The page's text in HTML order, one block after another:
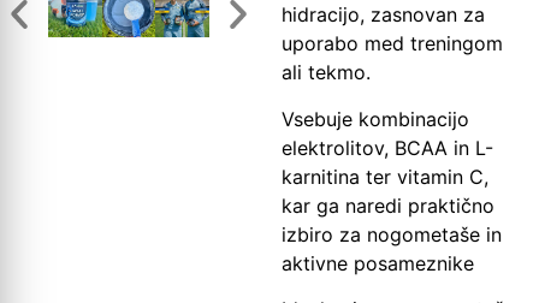
hidracijo, zasnovan za
uporabo med treningom
ali tekmo.
Vsebuje kombinacijo
elektrolitov, BCAA in L-
karnitina ter vitamin C,
kar ga naredi praktično
izbiro za nogometaše in
aktivne posameznike